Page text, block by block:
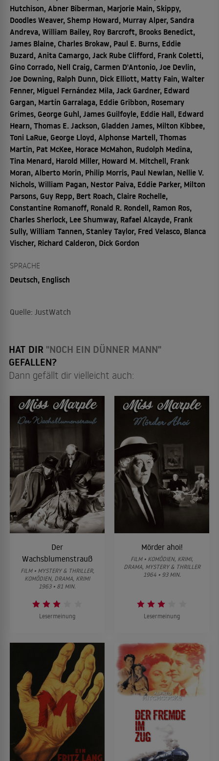
Hutchison, Abner Biberman, Marjorie Main, Skippy,
Doodles Weaver, Shemp Howard, Murray Alper, Sandra
Andreva, William Bailey, Roy Barcroft, Brooks Benedict,
James Blaine, Charles Brokaw, Paul E. Burns, Eddie
Buzard, Anita Camargo, Jack Rube Clifford, Frank Coletti,
Gino Corrado, Nell Craig, Carmen D'Antonio, Joe Devlin,
Joe Downing, Ralph Dunn, Dick Elliott, Matty Fain, Walter
Fenner, Miguel Fernández Mila, Jack Gardner, Edward
Gargan, Martín Garralaga, Eddie Gribbon, Rosemary
Grimes, George Guhl, James Guilfoyle, Eddie Hall, Edward
Hearn, Thomas E. Jackson, Gladden James, Milton Kibbee,
Toni LaRue, George Lloyd, Alphonse Martell, Thomas
Martin, Pat McKee, Horace McMahon, Rudolph Medina,
Tina Menard, Harold Miller, Howard M. Mitchell, Frank
Moran, Alberto Morin, Philip Morris, Paul Newlan, Nellie V.
Nichols, William Pagan, Nestor Paiva, Eddie Parker, Milton
Parsons, Guy Repp, Bert Roach, Claire Rochelle,
Constantine Romanoff, Ronald R. Rondell, Ramon Ros,
Charles Sherlock, Lee Shumway, Rafael Alcayde, Frank
Sully, William Tannen, Stanley Taylor, Fred Velasco, Blanca
Vischer, Richard Calderon, Dick Gordon
SPRACHE
Deutsch, Englisch
Quelle: JustWatch
HAT DIR "NOCH EIN DÜNNER MANN"
GEFALLEN?
Dann gefällt dir vielleicht auch:
Der
Wachsblumenstrauß
FILM • MYSTERY & THRILLER,
KOMÖDIEN, DRAMA, KRIMI
1963 • 81 MIN.
Lesermeinung
Mörder ahoi!
FILM • KOMÖDIEN, KRIMI,
DRAMA, MYSTERY & THRILLER
1964 • 93 MIN.
Lesermeinung